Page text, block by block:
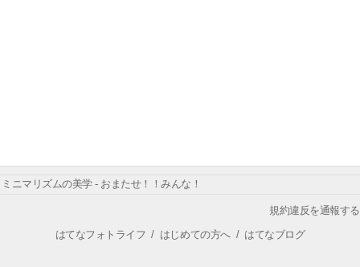
ミニマリズムの美学 - おまたせ！！みんな！
規約違反を通報する
はてなフォトライフ / はじめての方へ/ はてなブログ